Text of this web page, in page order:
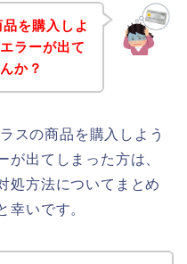
を購入しよ
ラーが出て
か？
スの商品を購入しよう
が出てしまった方は、
処方法についてまとめ
幸いです。